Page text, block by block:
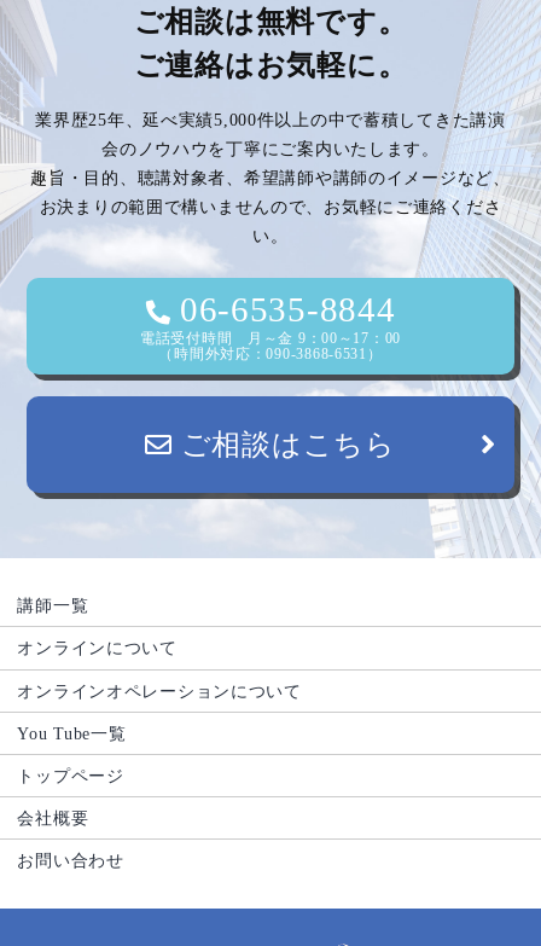
ご相談は無料です。
ご連絡はお気軽に。
業界歴25年、延べ実績5,000件以上の中で蓄積してきた講演
会のノウハウを丁寧にご案内いたします。
趣旨・目的、聴講対象者、希望講師や講師のイメージなど、
お決まりの範囲で構いませんので、お気軽にご連絡くださ
い。
06-6535-8844
電話受付時間 月～金 9：00～17：00
（時間外対応：090-3868-6531）
ご相談はこちら
講師一覧
オンラインについて
オンラインオペレーションについて
You Tube一覧
トップページ
会社概要
お問い合わせ